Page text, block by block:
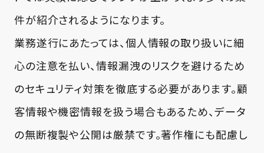
件が紹介されるようになります。
業務遂行にあたっては、個人情報の取り扱いに細
心の注意を払い、情報漏洩のリスクを避けるため
のセキュリティ対策を徹底する必要があります。顧
客情報や機密情報を扱う場合もあるため、データ
の無断複製や公開は厳禁です。著作権にも配慮し